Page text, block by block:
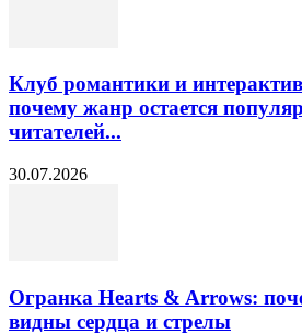
Клуб романтики и
почему жанр остается
читателей...
30.07.2026
Огранка Hearts & Arrows:
видны сердца и стрелы